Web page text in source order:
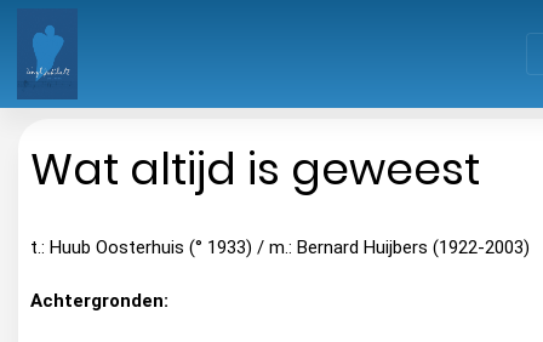
Wat altijd is geweest
t.: Huub Oosterhuis (° 1933) / m.: Bernard Huijbers (1922-2003)
Achtergronden: